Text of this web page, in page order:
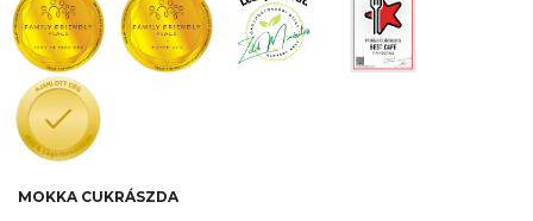
MOKKA CUKRÁSZDA